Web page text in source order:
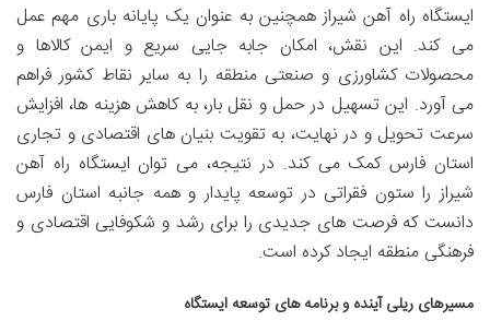
ایستگاه راه آهن شیراز همچنین به عنوان یک پایانه باری مهم عمل
می کند. این نقش، امکان جابه جایی سریع و ایمن کالاها و
محصولات کشاورزی و صنعتی منطقه را به سایر نقاط کشور فراهم
می آورد. این تسهیل در حمل و نقل بار، به کاهش هزینه ها، افزایش
سرعت تحویل و در نهایت، به تقویت بنیان های اقتصادی و تجاری
استان فارس کمک می کند. در نتیجه، می توان ایستگاه راه آهن
شیراز را ستون فقراتی در توسعه پایدار و همه جانبه استان فارس
دانست که فرصت های جدیدی را برای رشد و شکوفایی اقتصادی و
فرهنگی منطقه ایجاد کرده است.
مسیرهای ریلی آینده و برنامه های توسعه ایستگاه